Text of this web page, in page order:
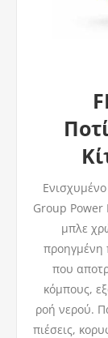
Group Power
μπλε
προηγμένη
που
κόμπους,
ροή νερού.
πιέσεις,